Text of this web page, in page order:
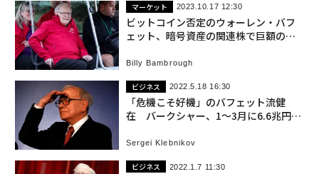
マーケット 2023.10.17 12:30
ビットコイン否定のウォーレン・バフ
ェット、暗号資産の関連株で巨額の儲
Billy Bambrough
ビジネス 2022.5.18 16:30
「危機こそ好機」のバフェット流健
在 バークシャー、1〜3月に6.6兆円投
Sergei Klebnikov
ビジネス 2022.1.7 11:30